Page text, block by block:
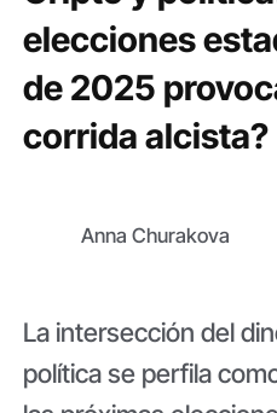
elecciones
de 2025
corrida alcista?
Anna Churakova
La intersección del
política se perfila